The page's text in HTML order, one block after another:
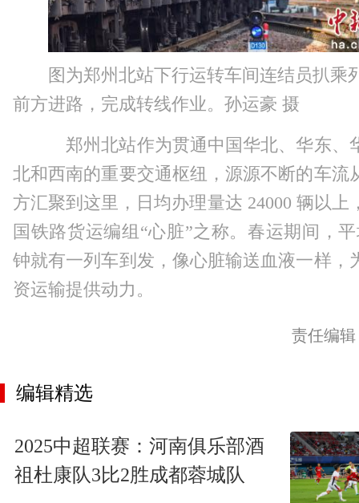
图为郑州北站下行运转车间连结员扒乘
前方进路，完成转线作业。孙运豪 摄
郑州北站作为贯通中国华北、华东、
北和西南的重要交通枢纽，源源不断的车流
方汇聚到这里，日均办理量达 24000 辆以上
国铁路货运编组“心脏”之称。春运期间，
钟就有一列车到发，像心脏输送血液一样，
资运输提供动力。
责任编
编辑精选
2025中超联赛：河南俱乐部酒
祖杜康队3比2胜成都蓉城队